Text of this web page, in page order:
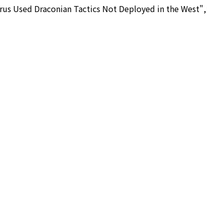
Used Draconian Tactics Not Deployed in the